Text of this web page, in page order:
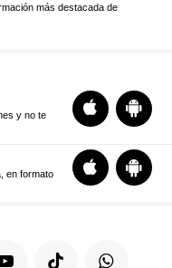
más destacada de
y no te
en formato